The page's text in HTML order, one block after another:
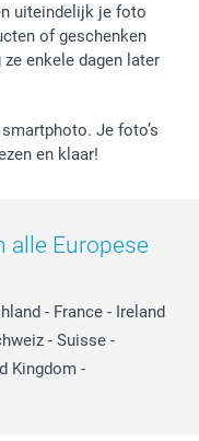
uiteindelijk je foto
of geschenken
enkele dagen later
Je foto’s
en klaar!
alle Europese
- France - Ireland
- Suisse -
Kingdom -